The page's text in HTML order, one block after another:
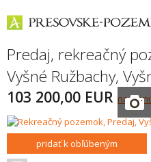
Predaj, rekreačný
Vyšné Ružbachy,
103 200,00 EUR
pridať k obľúbeným